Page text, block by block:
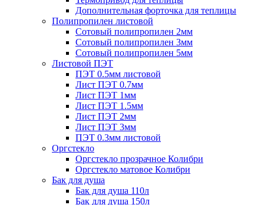
Дополнительная форточка для теплицы
Полипропилен листовой
Сотовый полипропилен 2мм
Сотовый полипропилен 3мм
Сотовый полипропилен 5мм
Листовой ПЭТ
ПЭТ 0.5мм листовой
Лист ПЭТ 0.7мм
Лист ПЭТ 1мм
Лист ПЭТ 1.5мм
Лист ПЭТ 2мм
Лист ПЭТ 3мм
ПЭТ 0.3мм листовой
Оргстекло
Оргстекло прозрачное Колибри
Оргстекло матовое Колибри
Бак для душа
Бак для душа 110л
Бак для душа 150л